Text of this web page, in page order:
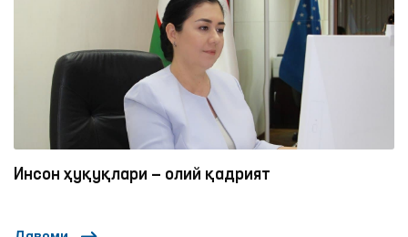
Инсон ҳуқуқлари — олий қадрият